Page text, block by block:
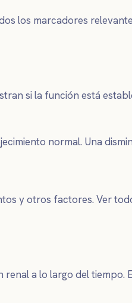
los marcadores
si la función está
normal. Una
y otros factores. Ver
a lo largo del tiempo.